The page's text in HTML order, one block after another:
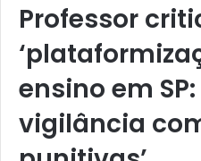
Professor
ensino em
vigilância